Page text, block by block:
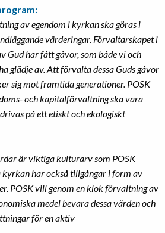
av egendom i kyrkan ska göras i
värderingar. Förvaltarskapet i
Gud har fått gåvor, som både vi och
glädje av. Att förvalta dessa Guds gåvor
sig mot framtida generationer. POSK
ochkapitalförvaltning ska vara
på ettetiskt och ekologiskt
är viktiga kulturarv som POSK
kyrkan har också tillgångar i form av
POSK vill genom en klok förvaltning av
medel bevara dessa värden och
för en aktiv